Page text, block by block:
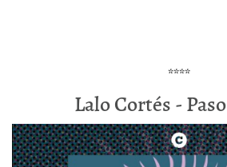
****
Lalo Cortés -